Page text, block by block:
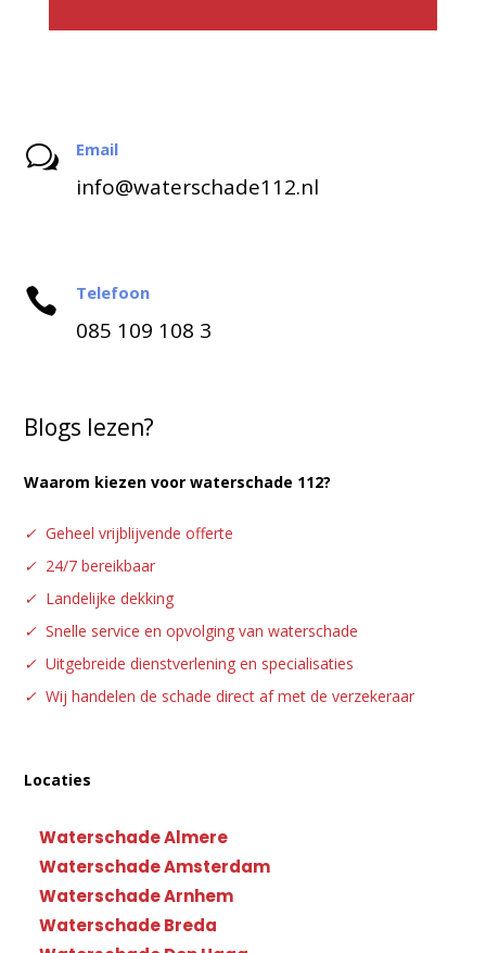
w Email
info@waterschade112.nl
 Telefoon
085 109 108 3
Blogs lezen?
Waarom kiezen voor waterschade 112?
✓ Geheel vrijblijvende offerte
✓ 24/7 bereikbaar
✓ Landelijke dekking
✓ Snelle service en opvolging van waterschade
✓ Uitgebreide dienstverlening en specialisaties
✓ Wij handelen de schade direct af met de verzekeraar
Locaties
Waterschade Almere
Waterschade Amsterdam
Waterschade Arnhem
Waterschade Breda